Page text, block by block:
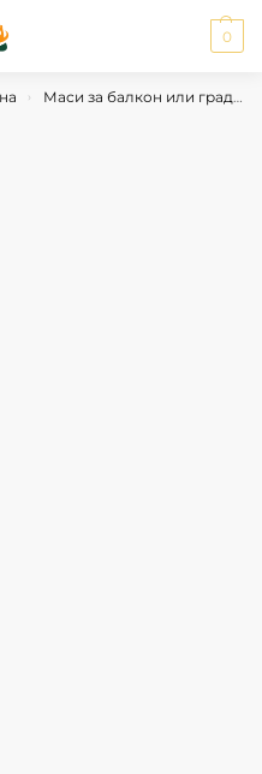
0
› Маси за балкон или градина